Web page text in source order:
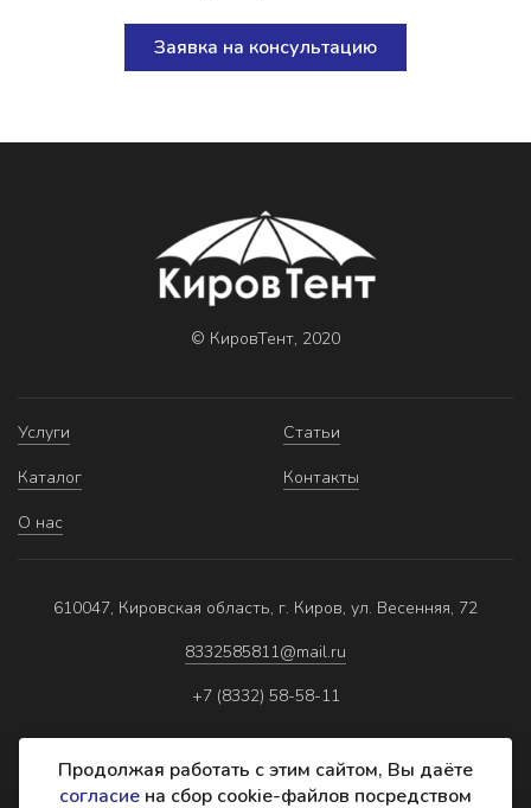
Заявка на консультацию
© КировТент, 2020
Услуги
Каталог
О нас
Статьи
Контакты
610047, Кировская область, г. Киров, ул. Весенняя, 72
8332585811@mail.ru
+7 (8332) 58-58-11
Продолжая работать с этим сайтом, Вы даёте
согласие на сбор cookie-файлов посредством